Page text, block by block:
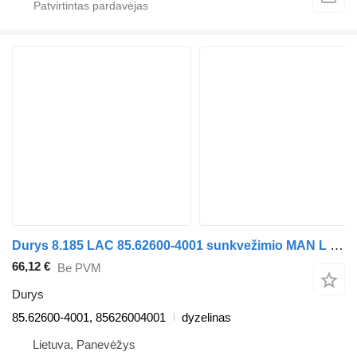
Durys 8.185 LAC 85.62600-4001 sunkvežimio MAN L 2000
66,12 € Be PVM
Durys
85.62600-4001, 85626004001
dyzelinas
Lietuva, Panevėžys